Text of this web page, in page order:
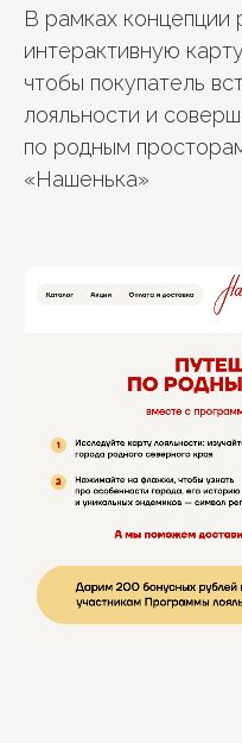
В рамках концепции
интерактивную
чтобы покупатель
лояльности и
по родным
«Нашенька»